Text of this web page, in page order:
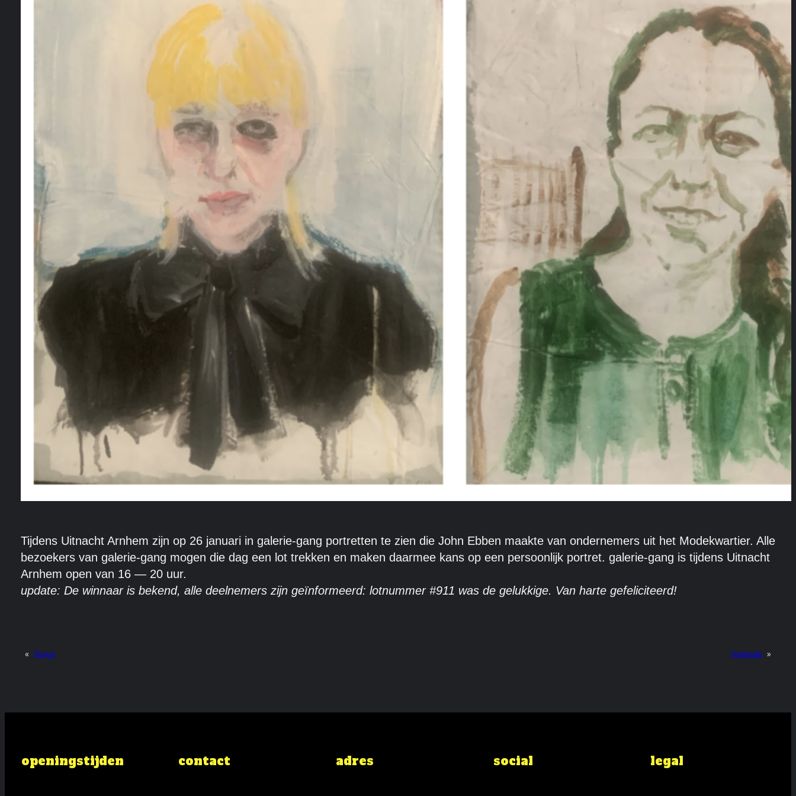
Tijdens Uitnacht Arnhem zijn op 26 januari in galerie-gang portretten te zien die John Ebben maakte van ondernemers uit het Modekwartier. Alle
bezoekers van galerie-gang mogen die dag een lot trekken en maken daarmee kans op een persoonlijk portret. galerie-gang is tijdens Uitnacht
Arnhem open van 16 — 20 uur.
update: De winnaar is bekend, alle deelnemers zijn geïnformeerd: lotnummer #911 was de gelukkige. Van harte gefeliciteerd!
« Vorige Volgende »
openingstijden contact adres social legal